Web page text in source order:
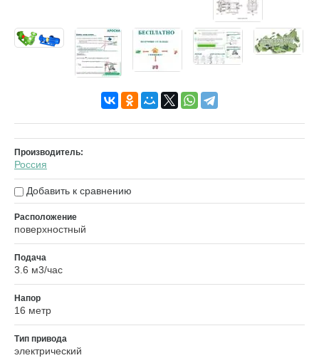
Производитель:
Россия
Добавить к сравнению
Расположение
поверхностный
Подача
3.6 м3/час
Напор
16 метр
Тип привода
электрический